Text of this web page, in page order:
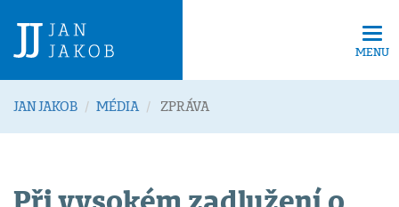
MENU
JAN JAKOB MÉDIA ZPRÁVA